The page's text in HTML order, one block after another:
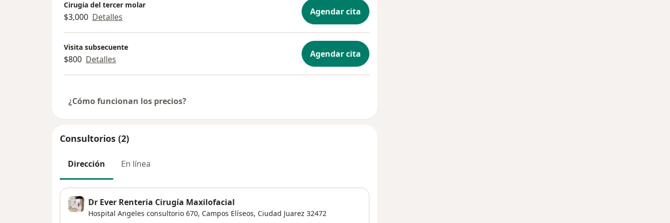
Cirugia del tercer molar
$3,000 Detalles Agendar cita
Visita subsecuente
$800 Detalles Agendar cita
¿Cómo funcionan los precios?
Consultorios (2)
Dirección En línea
Dr Ever Renteria Cirugía Maxilofacial
Hospital Angeles consultorio 670, Campos Elíseos, Ciudad Juarez 32472